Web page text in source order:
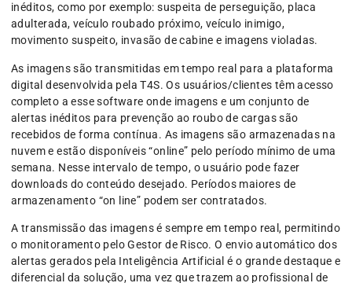
inéditos, como por exemplo: suspeita de perseguição, placa
adulterada, veículo roubado próximo, veículo inimigo,
movimento suspeito, invasão de cabine e imagens violadas.
As imagens são transmitidas em tempo real para a plataforma
digital desenvolvida pela T4S. Os usuários/clientes têm acesso
completo a esse software onde imagens e um conjunto de
alertas inéditos para prevenção ao roubo de cargas são
recebidos de forma contínua. As imagens são armazenadas na
nuvem e estão disponíveis “online” pelo período mínimo de uma
semana. Nesse intervalo de tempo, o usuário pode fazer
downloads do conteúdo desejado. Períodos maiores de
armazenamento “on line” podem ser contratados.
A transmissão das imagens é sempre em tempo real, permitindo
o monitoramento pelo Gestor de Risco. O envio automático dos
alertas gerados pela Inteligência Artificial é o grande destaque e
diferencial da solução, uma vez que trazem ao profissional de